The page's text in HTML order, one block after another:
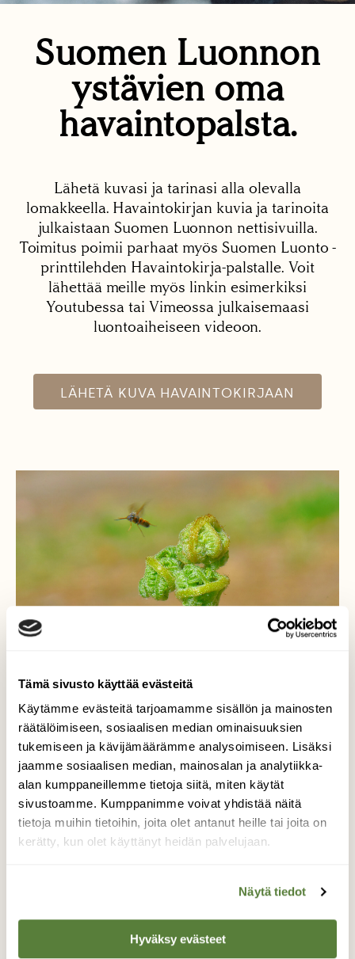
Tämä sivusto käyttää evästeitä
Käytämme evästeitä tarjoamamme sisällön ja mainosten
räätälöimiseen, sosiaalisen median ominaisuuksien
tukemiseen ja kävijämäärämme analysoimiseen. Lisäksi
jaamme sosiaalisen median, mainosalan ja analytiikka-
alan kumppaneillemme tietoja siitä, miten käytät
sivustoamme. Kumppanimme voivat yhdistää näitä
tietoja muihin tietoihin, joita olet antanut heille tai joita on
kerätty, kun olet käyttänyt heidän palvelujaan.
Näytä tiedot
Hyväksy evästeet
Suomen Luonnon
ystävien oma
havaintopalsta.
Lähetä kuvasi ja tarinasi alla olevalla
lomakkeella. Havaintokirjan kuvia ja tarinoita
julkaistaan Suomen Luonnon nettisivuilla.
Toimitus poimii parhaat myös Suomen Luonto -
printtilehden Havaintokirja-palstalle. Voit
lähettää meille myös linkin esimerkiksi
Youtubessa tai Vimeossa julkaisemaasi
luontoaiheiseen videoon.
LÄHETÄ KUVA HAVAINTOKIRJAAN
Availee lehtiään. On "kuolleen koura"
vaiheessa.